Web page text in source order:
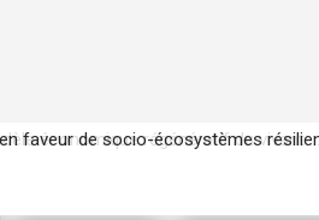
économique régénératif du vivant …